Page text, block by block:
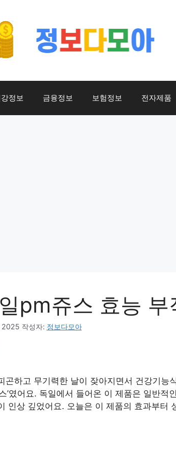
정보 금융정보 보험정보 전자제품
pm쥬스 효능 부
2025 작성자: 정보다모아
곤하고 무기력한 날이 잦아지면서 건강기능
’였어요. 독일에서 들어온 이 제품은 일반
인상 깊었어요. 오늘은 이 제품의 효과부터